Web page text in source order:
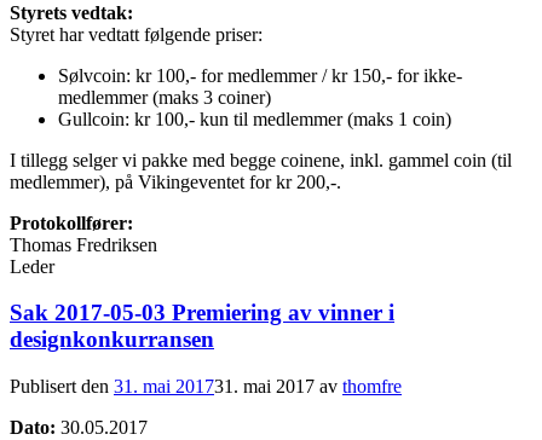
Styrets vedtak:
Styret har vedtatt følgende priser:
Sølvcoin: kr 100,- for medlemmer / kr 150,- for ikke-
medlemmer (maks 3 coiner)
Gullcoin: kr 100,- kun til medlemmer (maks 1 coin)
I tillegg selger vi pakke med begge coinene, inkl. gammel coin (til
medlemmer), på Vikingeventet for kr 200,-.
Protokollfører:
Thomas Fredriksen
Leder
Sak 2017-05-03 Premiering av vinner i
designkonkurransen
Publisert den 31. mai 201731. mai 2017 av thomfre
Dato: 30.05.2017